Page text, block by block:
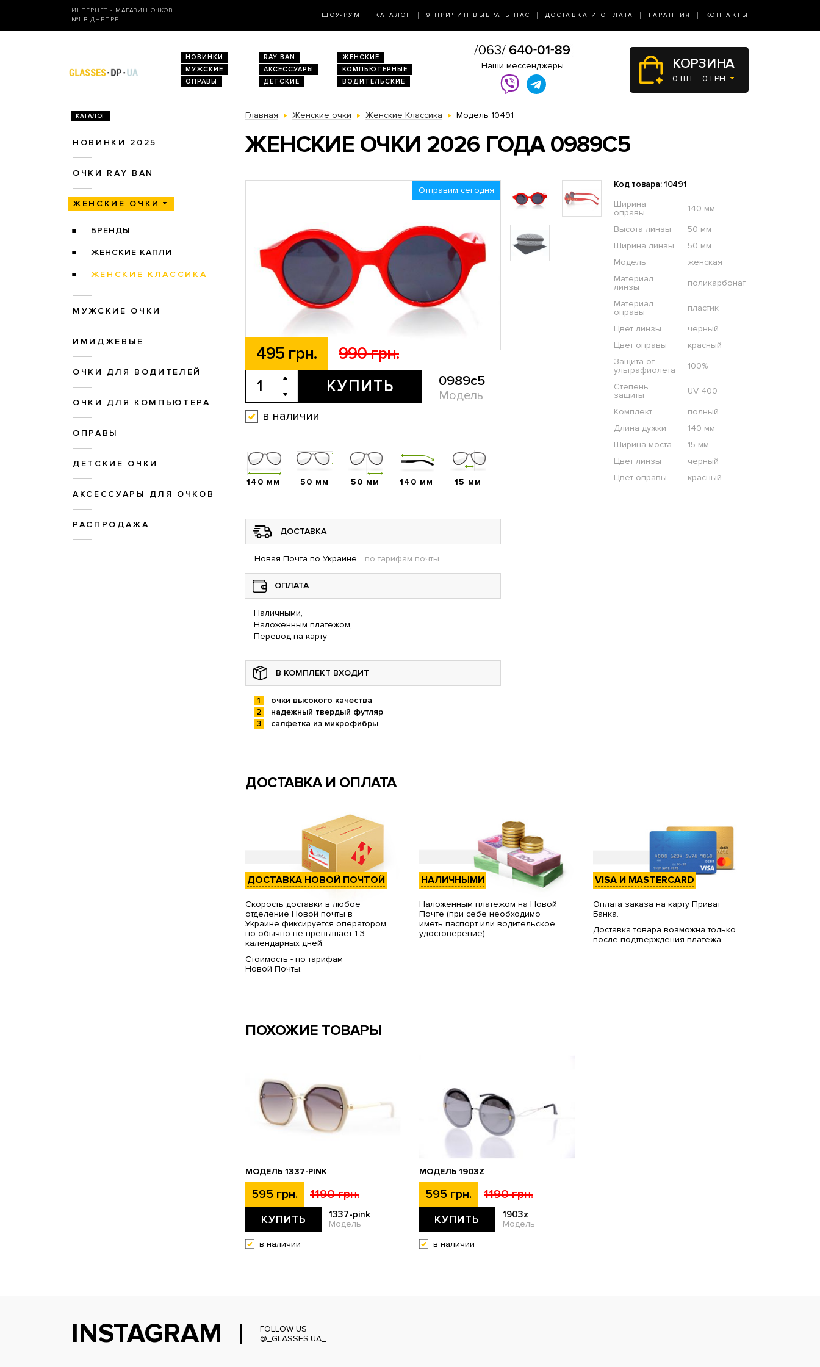
ИНТЕРНЕТ - МАГАЗИН ОЧКОВ
№1 В ДНЕПРЕ
ШОУ-РУМ КАТАЛОГ 9 ПРИЧИН ВЫБРАТЬ НАС ДОСТАВКА И ОПЛАТА ГАРАНТИЯ КОНТАКТЫ
НОВИНКИ RAY BAN
ЖЕНСКИЕ
МУЖСКИЕ
АКСЕССУАРЫ
КОМПЬЮТЕРНЫЕ
ОПРАВЫ
ДЕТСКИЕ ВОДИТЕЛЬСКИЕ
Наши мессенджеры КОРЗИНА
0 ШТ. - 0 ГРН.
КАТАЛОГ
НОВИНКИ 2025
ОЧКИ RAY BAN
ЖЕНСКИЕ ОЧКИ
БРЕНДЫ
ЖЕНСКИЕ КАПЛИ
ЖЕНСКИЕ КЛАССИКА
МУЖСКИЕ ОЧКИ
ИМИДЖЕВЫЕ
ОЧКИ ДЛЯ ВОДИТЕЛЕЙ
ОЧКИ ДЛЯ КОМПЬЮТЕРА
ОПРАВЫ
ДЕТСКИЕ ОЧКИ
АКСЕССУАРЫ ДЛЯ ОЧКОВ
РАСПРОДАЖА
Главная Женские очки Женские Классика Модель 10491
ЖЕНСКИЕ ОЧКИ 2026 ГОДА 0989C5
Отправим сегодня
495 грн. 990 грн.
КУПИТЬ 0989c5
Модель
в наличии
Код товара: 10491
Ширина
оправы
140 мм
Высота линзы
50 мм
Ширина линзы
50 мм
Модель
женская
Материал
линзы
поликарбонат
Материал
оправы
пластик
Цвет линзы
черный
Цвет оправы
красный
Защита от
ультрафиолета
100%
Степень
защиты
UV 400
Комплект
полный
Длина дужки
140 мм
Ширина моста
15 мм
Цвет линзы
черный
Цвет оправы
красный
140 мм 50 мм 50 мм 140 мм 15 мм
ДОСТАВКА
Новая Почта по Украине по тарифам почты
ОПЛАТА
Наличными,
Наложенным платежом,
Перевод на карту
В КОМПЛЕКТ ВХОДИТ
очки высокого качества
надежный твердый футляр
салфетка из микрофибры
ДОСТАВКА И ОПЛАТА
ДОСТАВКА НОВОЙ ПОЧТОЙ
Скорость доставки в любое
отделение Новой почты в
Украине фиксируется оператором,
но обычно не превышает 1-3
календарных дней.
Стоимость - по тарифам
Новой Почты.
НАЛИЧНЫМИ
Наложенным платежом на Новой
Почте (при себе необходимо
иметь паспорт или водительское
удостоверение)
VISA И MASTERCARD
Оплата заказа на карту Приват
Банка.
Доставка товара возможна только
после подтверждения платежа.
ПОХОЖИЕ ТОВАРЫ
МОДЕЛЬ 1337-PINK
595 грн. 1190 грн.
КУПИТЬ 1337-pink
Модель
в наличии
МОДЕЛЬ 1903Z
595 грн. 1190 грн.
КУПИТЬ 1903z
Модель
в наличии
INSTAGRAM
FOLLOW US
@_GLASSES.UA_